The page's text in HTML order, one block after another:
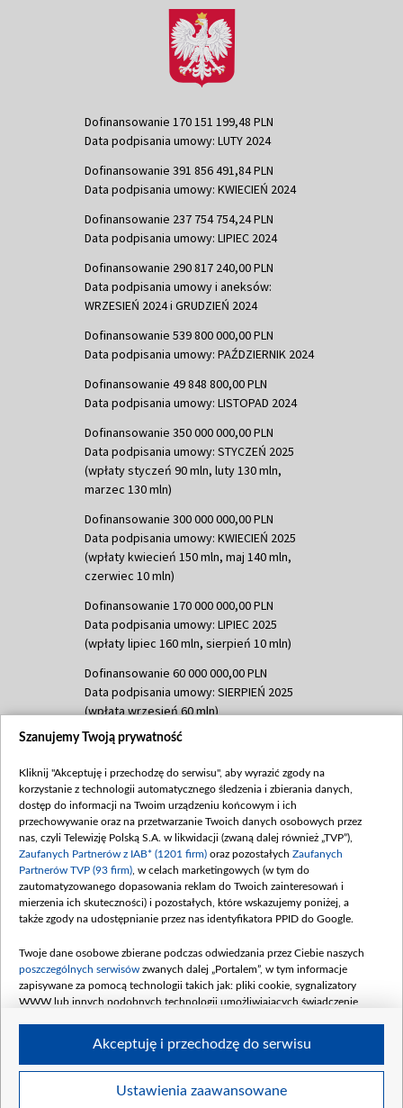
Dofinansowanie 170 151 199,48 PLN
Data podpisania umowy: LUTY 2024
Dofinansowanie 391 856 491,84 PLN
Data podpisania umowy: KWIECIEŃ 2024
Dofinansowanie 237 754 754,24 PLN
Data podpisania umowy: LIPIEC 2024
Dofinansowanie 290 817 240,00 PLN
Data podpisania umowy i aneksów:
WRZESIEŃ 2024 i GRUDZIEŃ 2024
Dofinansowanie 539 800 000,00 PLN
Data podpisania umowy: PAŹDZIERNIK 2024
Dofinansowanie 49 848 800,00 PLN
Data podpisania umowy: LISTOPAD 2024
Dofinansowanie 350 000 000,00 PLN
Data podpisania umowy: STYCZEŃ 2025
(wpłaty styczeń 90 mln, luty 130 mln,
marzec 130 mln)
Dofinansowanie 300 000 000,00 PLN
Data podpisania umowy: KWIECIEŃ 2025
(wpłaty kwiecień 150 mln, maj 140 mln,
czerwiec 10 mln)
Dofinansowanie 170 000 000,00 PLN
Data podpisania umowy: LIPIEC 2025
(wpłaty lipiec 160 mln, sierpień 10 mln)
Dofinansowanie 60 000 000,00 PLN
Data podpisania umowy: SIERPIEŃ 2025
(wpłata wrzesień 60 mln)
Dofinansowanie 635 783 051,21 PLN
(wpłata wrzesień 100 mln, październik 350
mln, listopad 265 mln)
Dofinansowanie 48 862 000,00 PLN
Data podpisania umowy: GRUDZIEŃ 2025
(wpłata grudzień 60,548 mln)
Dofinansowanie 900 000 000,00 PLN
Data podpisania umowy: LUTY 2026 (wpłata
kwiecień 180 mln, 7 maja 180 mln, 8
czerwca 90 mln)
Dofinansowanie 250 000 000,00 PLN
4 sierpnia 250 mln
Szanujemy Twoją prywatność
Kliknij "Akceptuję i przechodzę do serwisu", aby wyrazić zgody na
korzystanie z technologii automatycznego śledzenia i zbierania danych,
dostęp do informacji na Twoim urządzeniu końcowym i ich
przechowywanie oraz na przetwarzanie Twoich danych osobowych przez
nas, czyli Telewizję Polską S.A. w likwidacji (zwaną dalej również „TVP”),
Zaufanych Partnerów z IAB* (1201 firm) oraz pozostałych Zaufanych
Partnerów TVP (93 firm) , w celach marketingowych (w tym do
zautomatyzowanego dopasowania reklam do Twoich zainteresowań i
mierzenia ich skuteczności) i pozostałych, które wskazujemy poniżej, a
także zgody na udostępnianie przez nas identyfikatora PPID do Google.
Twoje dane osobowe zbierane podczas odwiedzania przez Ciebie naszych
poszczególnych serwisów zwanych dalej „Portalem”, w tym informacje
zapisywane za pomocą technologii takich jak: pliki cookie, sygnalizatory
WWW lub innych podobnych technologii umożliwiających świadczenie
Twoje dane osobowe zbierane podczas odwiedzania przez Ciebie
Ustawienia zaawansowane
Akceptuję i przechodzę do serwisu